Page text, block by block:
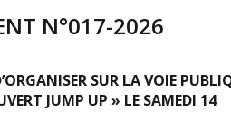
N°017-2026
SUR LA VOIE
JUMP UP » LE SAMEDI 14